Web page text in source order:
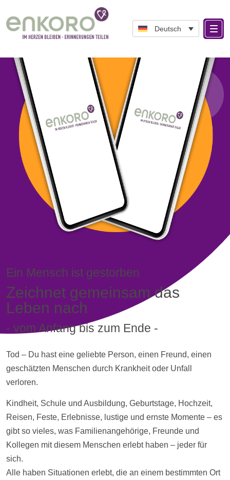
Deutsch
Ein Mensch ist gestorben
Zeichnet gemeinsam das
Leben nach
- vom Anfang bis zum Ende -
Tod – Du hast eine geliebte Person, einen Freund, einen
geschätzten Menschen durch Krankheit oder Unfall
verloren.
Kindheit, Schule und Ausbildung, Geburtstage, Hochzeit,
Reisen, Feste, Erlebnisse, lustige und ernste Momente – es
gibt so vieles, was Familienangehörige, Freunde und
Kollegen mit diesem Menschen erlebt haben – jeder für
sich.
Alle haben Situationen erlebt, die an einem bestimmten Ort